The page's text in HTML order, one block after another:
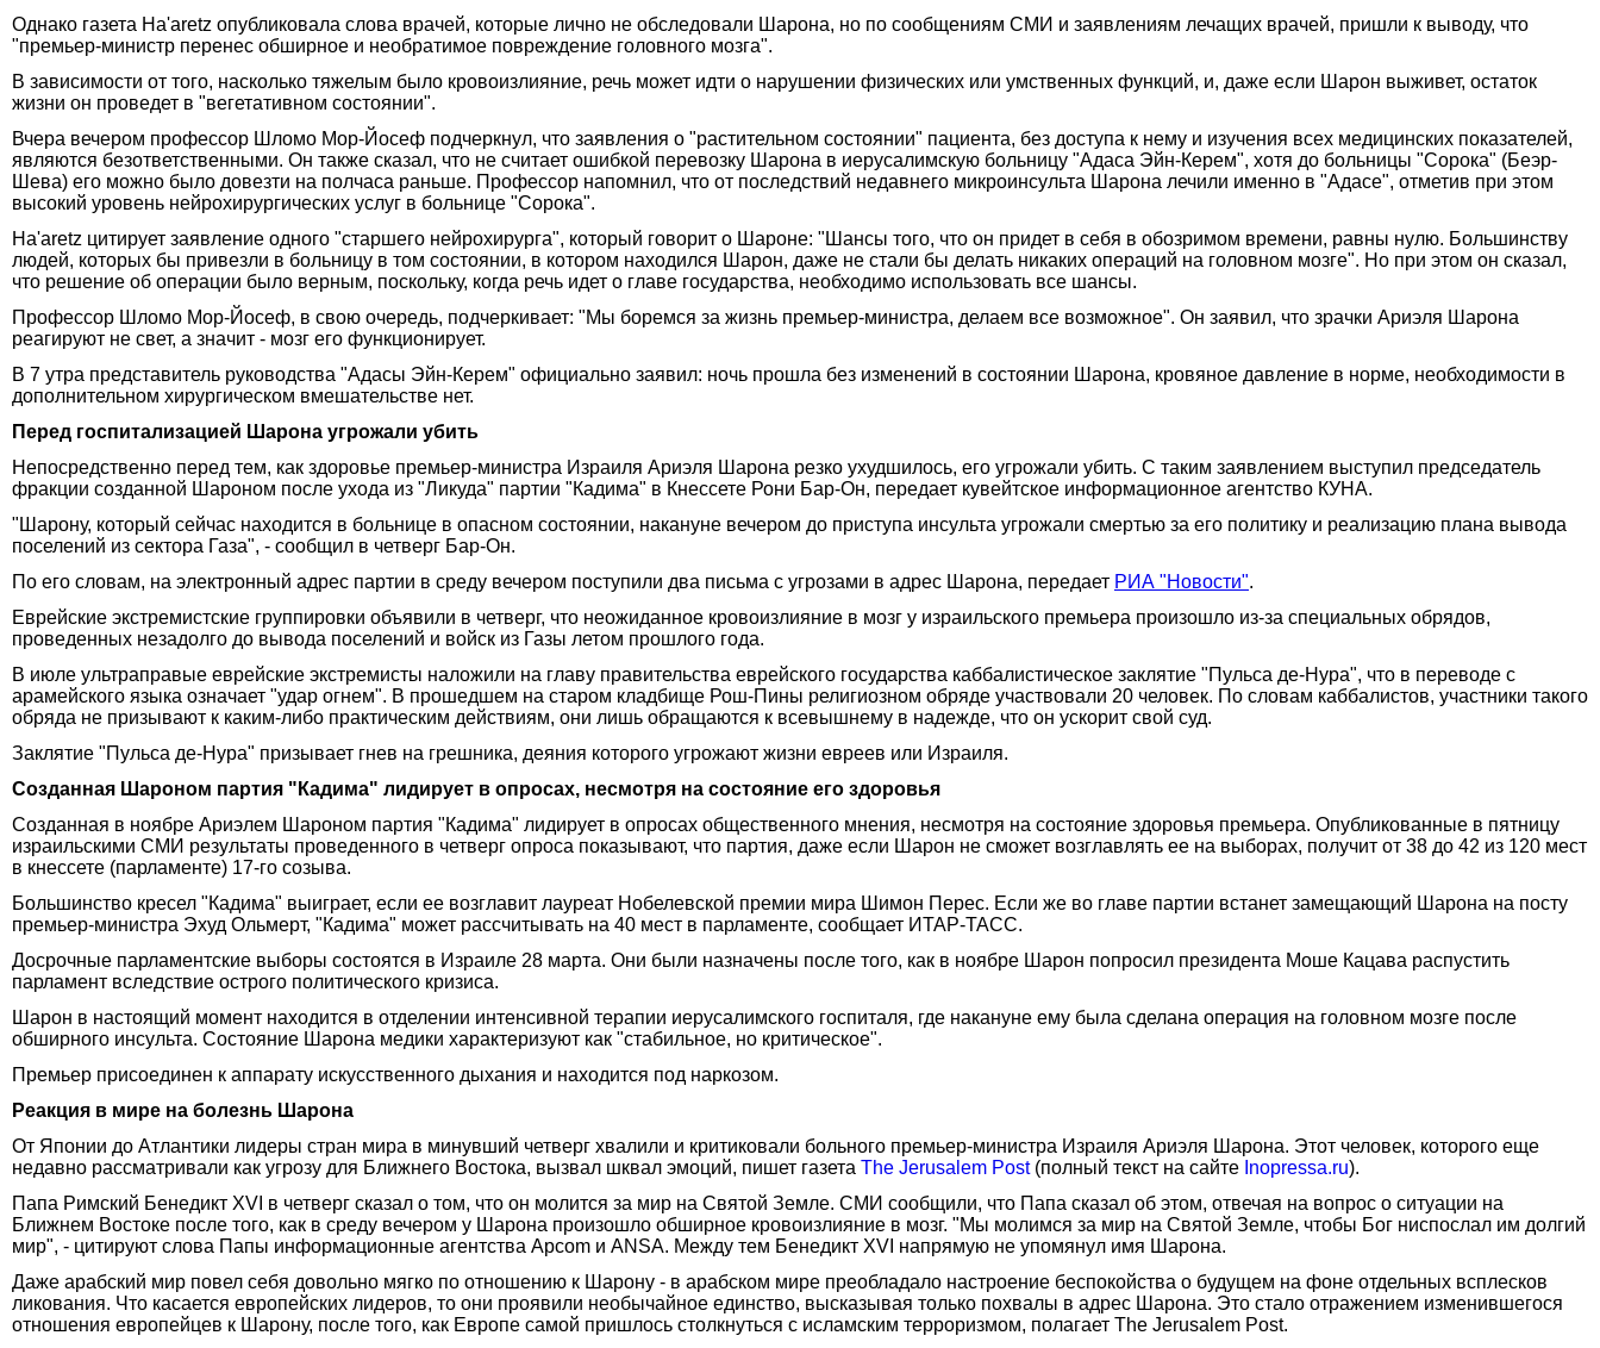
Однако газета Ha'aretz опубликовала слова врачей, которые лично не обследовали Шарона, но по сообщениям СМИ и заявлениям лечащих врачей, пришли к выводу, что
"премьер-министр перенес обширное и необратимое повреждение головного мозга".
В зависимости от того, насколько тяжелым было кровоизлияние, речь может идти о нарушении физических или умственных функций, и, даже если Шарон выживет, остаток
жизни он проведет в "вегетативном состоянии".
Вчера вечером профессор Шломо Мор-Йосеф подчеркнул, что заявления о "растительном состоянии" пациента, без доступа к нему и изучения всех медицинских показателей,
являются безответственными. Он также сказал, что не считает ошибкой перевозку Шарона в иерусалимскую больницу "Адаса Эйн-Керем", хотя до больницы "Сорока" (Беэр-
Шева) его можно было довезти на полчаса раньше. Профессор напомнил, что от последствий недавнего микроинсульта Шарона лечили именно в "Адасе", отметив при этом
высокий уровень нейрохирургических услуг в больнице "Сорока".
Ha'aretz цитирует заявление одного "старшего нейрохирурга", который говорит о Шароне: "Шансы того, что он придет в себя в обозримом времени, равны нулю. Большинству
людей, которых бы привезли в больницу в том состоянии, в котором находился Шарон, даже не стали бы делать никаких операций на головном мозге". Но при этом он сказал,
что решение об операции было верным, поскольку, когда речь идет о главе государства, необходимо использовать все шансы.
Профессор Шломо Мор-Йосеф, в свою очередь, подчеркивает: "Мы боремся за жизнь премьер-министра, делаем все возможное". Он заявил, что зрачки Ариэля Шарона
реагируют не свет, а значит - мозг его функционирует.
В 7 утра представитель руководства "Адасы Эйн-Керем" официально заявил: ночь прошла без изменений в состоянии Шарона, кровяное давление в норме, необходимости в
дополнительном хирургическом вмешательстве нет.
Перед госпитализацией Шарона угрожали убить
Непосредственно перед тем, как здоровье премьер-министра Израиля Ариэля Шарона резко ухудшилось, его угрожали убить. С таким заявлением выступил председатель
фракции созданной Шароном после ухода из "Ликуда" партии "Кадима" в Кнессете Рони Бар-Он, передает кувейтское информационное агентство КУНА.
"Шарону, который сейчас находится в больнице в опасном состоянии, накануне вечером до приступа инсульта угрожали смертью за его политику и реализацию плана вывода
поселений из сектора Газа", - сообщил в четверг Бар-Он.
По его словам, на электронный адрес партии в среду вечером поступили два письма с угрозами в адрес Шарона, передает РИА "Новости".
Еврейские экстремистские группировки объявили в четверг, что неожиданное кровоизлияние в мозг у израильского премьера произошло из-за специальных обрядов,
проведенных незадолго до вывода поселений и войск из Газы летом прошлого года.
В июле ультраправые еврейские экстремисты наложили на главу правительства еврейского государства каббалистическое заклятие "Пульса де-Нура", что в переводе с
арамейского языка означает "удар огнем". В прошедшем на старом кладбище Рош-Пины религиозном обряде участвовали 20 человек. По словам каббалистов, участники такого
обряда не призывают к каким-либо практическим действиям, они лишь обращаются к всевышнему в надежде, что он ускорит свой суд.
Заклятие "Пульса де-Нура" призывает гнев на грешника, деяния которого угрожают жизни евреев или Израиля.
Созданная Шароном партия "Кадима" лидирует в опросах, несмотря на состояние его здоровья
Созданная в ноябре Ариэлем Шароном партия "Кадима" лидирует в опросах общественного мнения, несмотря на состояние здоровья премьера. Опубликованные в пятницу
израильскими СМИ результаты проведенного в четверг опроса показывают, что партия, даже если Шарон не сможет возглавлять ее на выборах, получит от 38 до 42 из 120 мест
в кнессете (парламенте) 17-го созыва.
Большинство кресел "Кадима" выиграет, если ее возглавит лауреат Нобелевской премии мира Шимон Перес. Если же во главе партии встанет замещающий Шарона на посту
премьер-министра Эхуд Ольмерт, "Кадима" может рассчитывать на 40 мест в парламенте, сообщает ИТАР-ТАСС.
Досрочные парламентские выборы состоятся в Израиле 28 марта. Они были назначены после того, как в ноябре Шарон попросил президента Моше Кацава распустить
парламент вследствие острого политического кризиса.
Шарон в настоящий момент находится в отделении интенсивной терапии иерусалимского госпиталя, где накануне ему была сделана операция на головном мозге после
обширного инсульта. Состояние Шарона медики характеризуют как "стабильное, но критическое".
Премьер присоединен к аппарату искусственного дыхания и находится под наркозом.
Реакция в мире на болезнь Шарона
От Японии до Атлантики лидеры стран мира в минувший четверг хвалили и критиковали больного премьер-министра Израиля Ариэля Шарона. Этот человек, которого еще
недавно рассматривали как угрозу для Ближнего Востока, вызвал шквал эмоций, пишет газета The Jerusalem Post(полный текст на сайте Inopressa.ru).
Папа Римский Бенедикт XVI в четверг сказал о том, что он молится за мир на Святой Земле. СМИ сообщили, что Папа сказал об этом, отвечая на вопрос о ситуации на
Ближнем Востоке после того, как в среду вечером у Шарона произошло обширное кровоизлияние в мозг. "Мы молимся за мир на Святой Земле, чтобы Бог ниспослал им долгий
мир", - цитируют слова Папы информационные агентства Apcom и ANSA. Между тем Бенедикт XVI напрямую не упомянул имя Шарона.
Даже арабский мир повел себя довольно мягко по отношению к Шарону - в арабском мире преобладало настроение беспокойства о будущем на фоне отдельных всплесков
ликования. Что касается европейских лидеров, то они проявили необычайное единство, высказывая только похвалы в адрес Шарона. Это стало отражением изменившегося
отношения европейцев к Шарону, после того, как Европе самой пришлось столкнуться с исламским терроризмом, полагает The Jerusalem Post.